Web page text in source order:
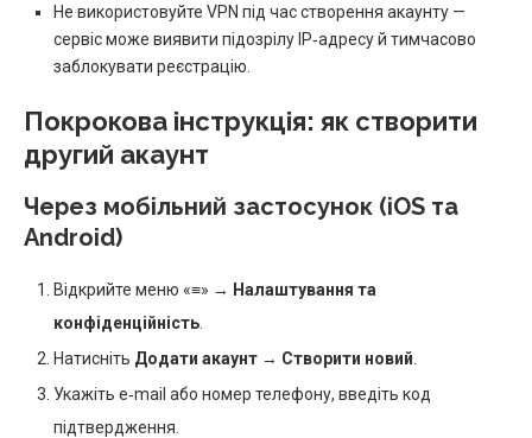
Не використовуйте VPN під час створення акаунту —
сервіс може виявити підозрілу IP‑адресу й тимчасово
заблокувати реєстрацію.
Покрокова інструкція: як створити
другий акаунт
Через мобільний застосунок (iOS та
Android)
Відкрийте меню «≡» → Налаштування та
конфіденційність
Натисніть Додати акаунт → Створити новий
Укажіть e‑mail або номер телефону, введіть код
підтвердження.